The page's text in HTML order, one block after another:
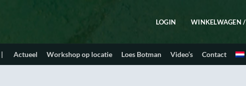
LOGIN WINKELWAGEN /
| Actueel Workshop op locatie Loes Botman Video’s Contact